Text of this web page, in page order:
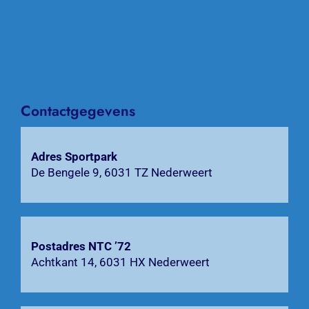
Agenda
Zoeken
naar:
Contactgegevens
Adres Sportpark
De Bengele 9, 6031 TZ Nederweert
Postadres NTC ’72
Achtkant 14, 6031 HX Nederweert